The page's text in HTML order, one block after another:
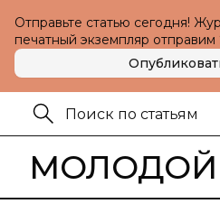
Отправьте статью сегодня!
печатный экземпляр отправим